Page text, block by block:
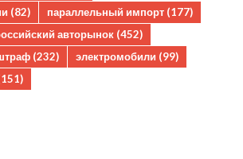
(82) параллельный импорт (177)
авторынок (452)
(232) электромобили (99)